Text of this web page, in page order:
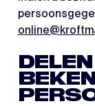
DELEN